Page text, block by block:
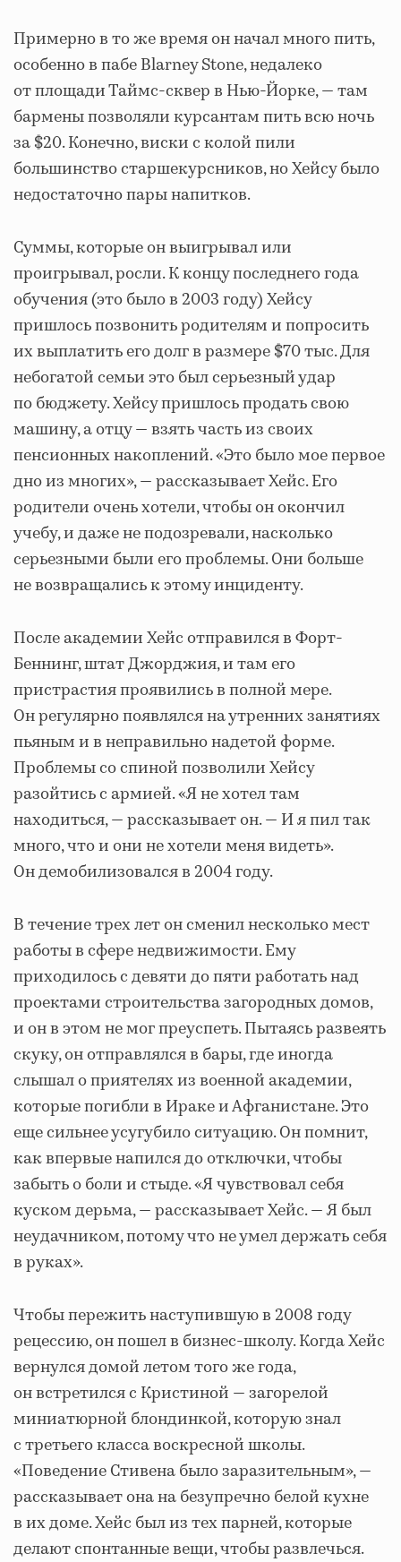
Примерно в то же время он начал много пить,
особенно в пабе Blarney Stone, недалеко
от площади Таймс-сквер в Нью-Йорке, — там
бармены позволяли курсантам пить всю ночь
за $20. Конечно, виски с колой пили
большинство старшекурсников, но Хейсу было
недостаточно пары напитков.
Суммы, которые он выигрывал или
проигрывал, росли. К концу последнего года
обучения (это было в 2003 году) Хейсу
пришлось позвонить родителям и попросить
их выплатить его долг в размере $70 тыс. Для
небогатой семьи это был серьезный удар
по бюджету. Хейсу пришлось продать свою
машину, а отцу — взять часть из своих
пенсионных накоплений. «Это было мое первое
дно из многих», — рассказывает Хейс. Его
родители очень хотели, чтобы он окончил
учебу, и даже не подозревали, насколько
серьезными были его проблемы. Они больше
не возвращались к этому инциденту.
После академии Хейс отправился в Форт-
Беннинг, штат Джорджия, и там его
пристрастия проявились в полной мере.
Он регулярно появлялся на утренних занятиях
пьяным и в неправильно надетой форме.
Проблемы со спиной позволили Хейсу
разойтись с армией. «Я не хотел там
находиться, — рассказывает он. — И я пил так
много, что и они не хотели меня видеть».
Он демобилизовался в 2004 году.
В течение трех лет он сменил несколько мест
работы в сфере недвижимости. Ему
приходилось с девяти до пяти работать над
проектами строительства загородных домов,
и он в этом не мог преуспеть. Пытаясь развеять
скуку, он отправлялся в бары, где иногда
слышал о приятелях из военной академии,
которые погибли в Ираке и Афганистане. Это
еще сильнее усугубило ситуацию. Он помнит,
как впервые напился до отключки, чтобы
забыть о боли и стыде. «Я чувствовал себя
куском дерьма, — рассказывает Хейс. — Я был
неудачником, потому что не умел держать себя
в руках».
Чтобы пережить наступившую в 2008 году
рецессию, он пошел в бизнес-школу. Когда Хейс
вернулся домой летом того же года,
он встретился с Кристиной — загорелой
миниатюрной блондинкой, которую знал
с третьего класса воскресной школы.
«Поведение Стивена было заразительным», —
рассказывает она на безупречно белой кухне
в их доме. Хейс был из тех парней, которые
делают спонтанные вещи, чтобы развлечься.